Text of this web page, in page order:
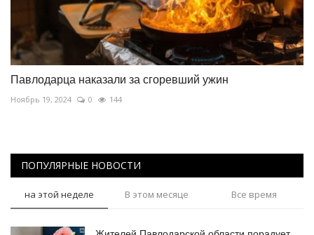
Павлодарца наказали за сгоревший ужин
Ноябрь 19, 2024 0 144
ПОПУЛЯРНЫЕ НОВОСТИ
на этой неделе В этом месяце Все время